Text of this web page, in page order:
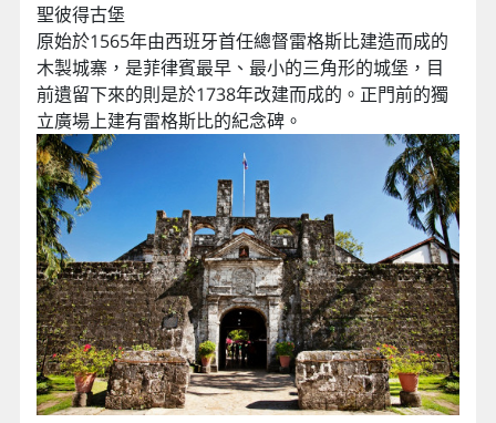
聖彼得古堡
原始於1565年由西班牙首任總督雷格斯比建造而成的
木製城寨，是菲律賓最早、最小的三角形的城堡，目
前遺留下來的則是於1738年改建而成的。正門前的獨
立廣場上建有雷格斯比的紀念碑。